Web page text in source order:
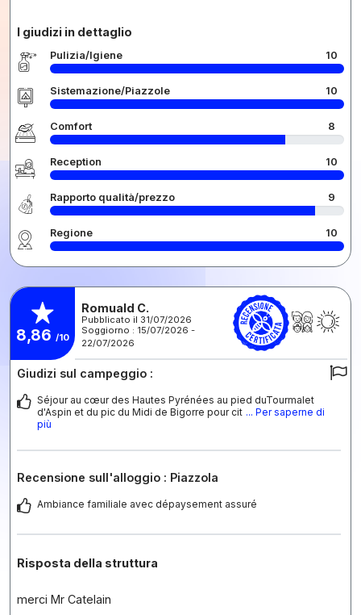
I giudizi in dettaglio
Pulizia/Igiene 10
Sistemazione/Piazzole 10
Comfort 8
Reception 10
Rapporto qualità/prezzo 9
Regione 10
8,86 /10
Romuald C.
Pubblicato il 31/07/2026
Soggiorno : 15/07/2026 -
22/07/2026
Giudizi sul campeggio :
Séjour au cœur des Hautes Pyrénées au pied duTourmalet
d'Aspin et du pic du Midi de Bigorre pour cit ... Per saperne di
più
Recensione sull'alloggio : Piazzola
Ambiance familiale avec dépaysement assuré
Risposta della struttura
merci Mr Catelain